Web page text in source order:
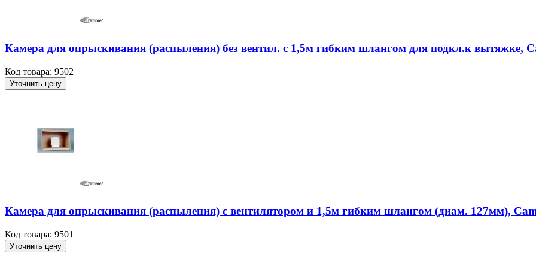
Камера для опрыскивания (распыления) без вентил. с 1,5м гибким шлангом для подкл.к вытяжке,
Код товара: 9502
Уточнить цену
Камера для опрыскивания (распыления) с вентилятором и 1,5м гибким шлангом (диам. 127мм),
Код товара: 9501
Уточнить цену